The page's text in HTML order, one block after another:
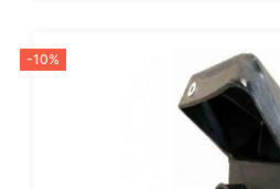
-10%